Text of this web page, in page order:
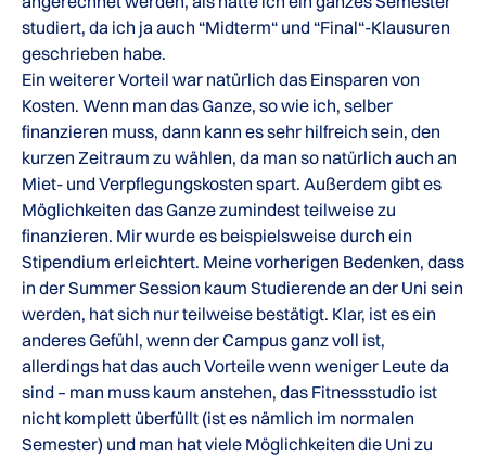
studiert, da ich ja auch “Midterm“ und “Final“-Klausuren
geschrieben habe.
Ein weiterer Vorteil war natürlich das Einsparen von
Kosten. Wenn man das Ganze, so wie ich, selber
finanzieren muss, dann kann es sehr hilfreich sein, den
kurzen Zeitraum zu wählen, da man so natürlich auch an
Miet- und Verpflegungskosten spart. Außerdem gibt es
Möglichkeiten das Ganze zumindest teilweise zu
finanzieren. Mir wurde es beispielsweise durch ein
Stipendium erleichtert. Meine vorherigen Bedenken, dass
in der Summer Session kaum Studierende an der Uni sein
werden, hat sich nur teilweise bestätigt. Klar, ist es ein
anderes Gefühl, wenn der Campus ganz voll ist,
allerdings hat das auch Vorteile wenn weniger Leute da
sind – man muss kaum anstehen, das Fitnessstudio ist
nicht komplett überfüllt (ist es nämlich im normalen
Semester) und man hat viele Möglichkeiten die Uni zu